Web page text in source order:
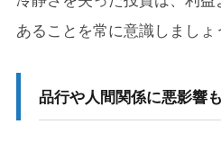
あることを常に意識しましょ
品行や人間関係に悪影響も